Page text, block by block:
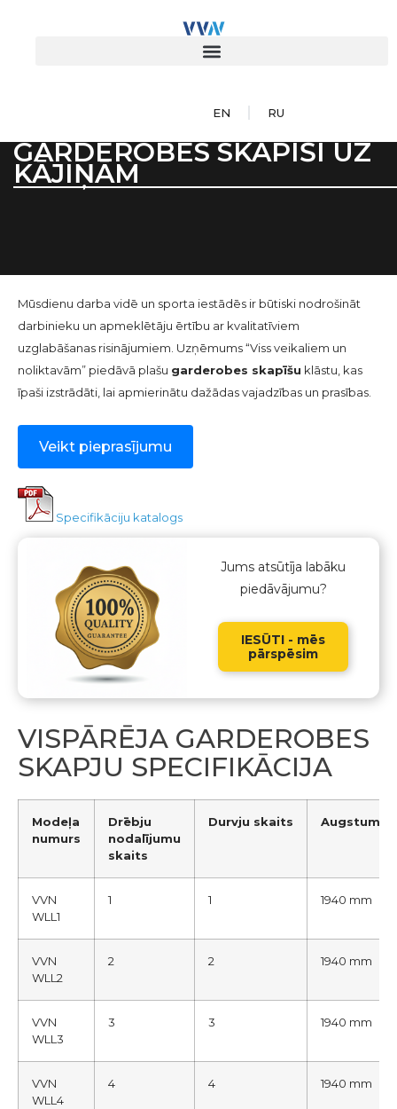
EN RU
GARDEROBES SKAPĪŠI UZ
KĀJIŅĀM
Mūsdienu darba vidē un sporta iestādēs ir būtiski nodrošināt
darbinieku un apmeklētāju ērtību ar kvalitatīviem
uzglabāšanas risinājumiem. Uzņēmums “Viss veikaliem un
noliktavām” piedāvā plašu garderobes skapīšu klāstu, kas
īpaši izstrādāti, lai apmierinātu dažādas vajadzības un prasības.
Veikt pieprasījumu
Specifikāciju katalogs
Jums atsūtīja labāku
piedāvājumu?
IESŪTI - mēs
pārspēsim
VISPĀRĒJA GARDEROBES
SKAPJU SPECIFIKĀCIJA
Modeļa
numurs
Drēbju
nodalījumu
skaits
Durvju skaits Augstums
VVN
WLL1
1 1 1940 mm
VVN
WLL2
2 2 1940 mm
VVN
WLL3
3 3 1940 mm
VVN
WLL4
4 4 1940 mm